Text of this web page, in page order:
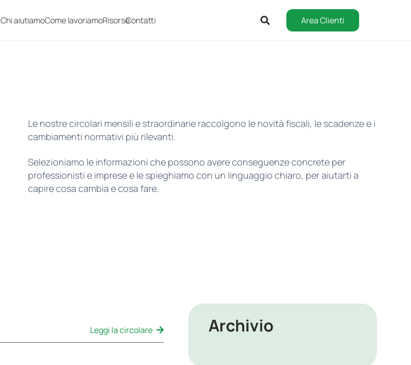
Chi aiutiamoCome lavoriamoRisorseContatti Area Clienti
Le nostre circolari mensili e straordinarie raccolgono le novità fiscali, le scadenze e i
cambiamenti normativi più rilevanti.
Selezioniamo le informazioni che possono avere conseguenze concrete per
professionisti e imprese e le spieghiamo con un linguaggio chiaro, per aiutarti a
capire cosa cambia e cosa fare.
Leggi la circolare Archivio